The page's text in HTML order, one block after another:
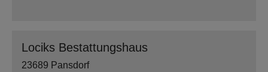
Lociks Bestattungshaus
23689 Pansdorf